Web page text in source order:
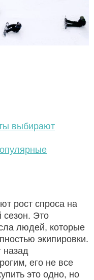
выбирают
рост спроса на
Это
людей, которые
экипировки.
назад
его не все
это одно, но